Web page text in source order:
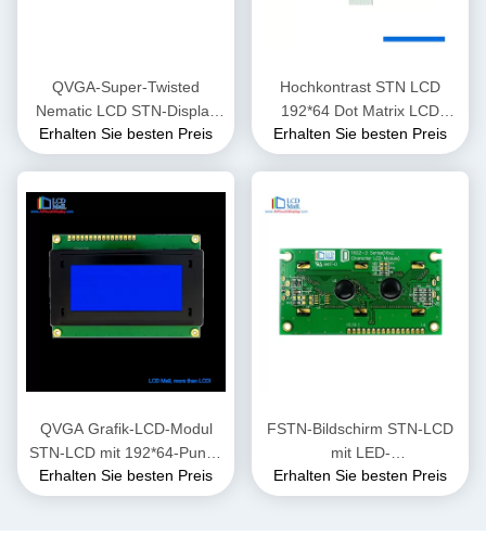
QVGA-Super-Twisted
Nematic LCD STN-Display
für Mobiltelefone
Erhalten Sie besten Preis
Hochkontrast STN LCD
192*64 Dot Matrix LCD
Bildschirm für elektronische
Geräte
Erhalten Sie besten Preis
QVGA Grafik-LCD-Modul
STN-LCD mit 192*64-Punkt-
Matrix
Erhalten Sie besten Preis
FSTN-Bildschirm STN-LCD
mit LED-
Hintergrundbeleuchtung für
Mobiltelefone
Erhalten Sie besten Preis